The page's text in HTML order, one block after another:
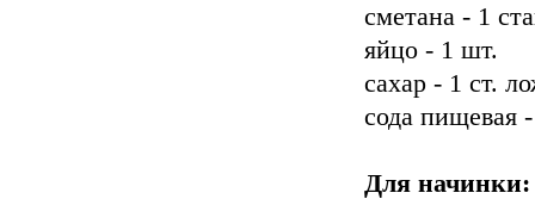
сметана - 1
яйцо - 1 шт.
сахар - 1 ст.
сода пищевая
Для начинки: